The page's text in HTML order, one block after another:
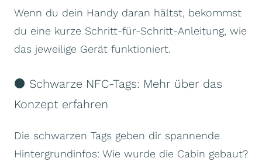
Wenn du dein Handy daran hältst, bekommst
du eine kurze Schritt-für-Schritt-Anleitung, wie
das jeweilige Gerät funktioniert.
⚫ Schwarze NFC-Tags: Mehr über das
Konzept erfahren
Die schwarzen Tags geben dir spannende
Hintergrundinfos: Wie wurde die Cabin gebaut?